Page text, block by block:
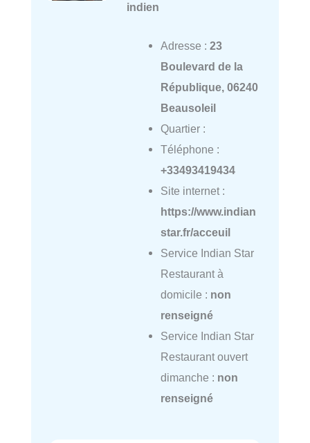
indien
Adresse : 23
Boulevard de la
République, 06240
Beausoleil
Quartier :
Téléphone :
+33493419434
Site internet :
https://www.indian
star.fr/acceuil
Service Indian Star
Restaurant à
domicile : non
renseigné
Service Indian Star
Restaurant ouvert
dimanche : non
renseigné